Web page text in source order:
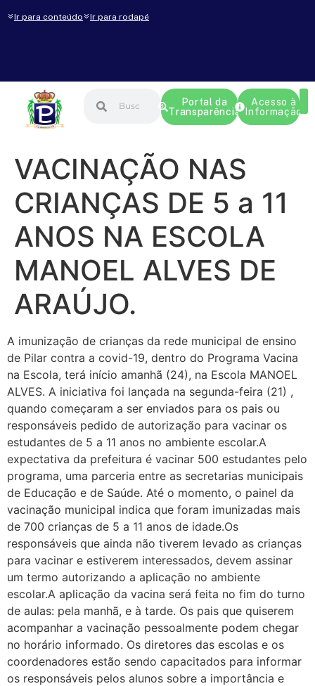
Ir para conteúdo Ir para rodapé
Portal da
Transparência
Acesso à
Informação
VACINAÇÃO NAS
CRIANÇAS DE 5 a 11
ANOS NA ESCOLA
MANOEL ALVES DE
ARAÚJO.
A imunização de crianças da rede municipal de ensino
de Pilar contra a covid-19, dentro do Programa Vacina
na Escola, terá início amanhã (24), na Escola MANOEL
ALVES. A iniciativa foi lançada na segunda-feira (21) ,
quando começaram a ser enviados para os pais ou
responsáveis pedido de autorização para vacinar os
estudantes de 5 a 11 anos no ambiente escolar.A
expectativa da prefeitura é vacinar 500 estudantes pelo
programa, uma parceria entre as secretarias municipais
de Educação e de Saúde. Até o momento, o painel da
vacinação municipal indica que foram imunizadas mais
de 700 crianças de 5 a 11 anos de idade.Os
responsáveis que ainda não tiverem levado as crianças
para vacinar e estiverem interessados, devem assinar
um termo autorizando a aplicação no ambiente
escolar.A aplicação da vacina será feita no fim do turno
de aulas: pela manhã, e à tarde. Os pais que quiserem
acompanhar a vacinação pessoalmente podem chegar
no horário informado. Os diretores das escolas e os
coordenadores estão sendo capacitados para informar
os responsáveis pelos alunos sobre a importância e